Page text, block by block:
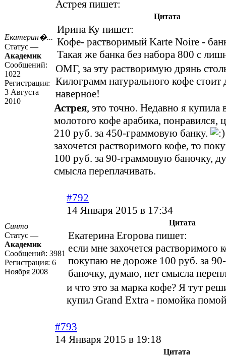
Екатерин�...
Статус —
Академик
Сообщений:
1022
Регистрация:
3 Августа
2010
Астрея пишет:
Цитата
Ирина Ку пишет:
Кофе- растворимый Karte Noire -
Такая же банка без набора 800 с
ОМГ, за эту растворимую дрянь
Килограмм натурального кофе стоит
наверное!
Астрея, это точно. Недавно я
молотого кофе арабика, понравился,
210 руб. за 450-граммовую банку.
захочется растворимого кофе, то
100 руб. за 90-граммовую баночку,
смысла переплачивать.
Синто
Статус —
Академик
Сообщений: 3981
Регистрация: 6
Ноября 2008
#792
14 Января 2015 в 17:34
Цитата
Екатерина Егорова пишет:
если мне захочется растворимого
покупаю не дороже 100 руб. за
баночку, думаю, нет смысла
и что это за марка кофе? Я тут
купил Grand Extra - помойка
#793
14 Января 2015 в 19:18
Цитата